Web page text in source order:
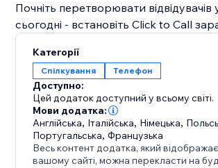
Почніть перетворювати відвідувачів
сьогодні - встановіть Click to Call
Категорії
Спілкування Телефон
Доступно:
Цей додаток доступний у всьому світі.
Мови додатка:
Англійська, Італійська, Німецька,
Португальська,Французька
Весь контент додатка, який
вашому сайті, можна перекласти на